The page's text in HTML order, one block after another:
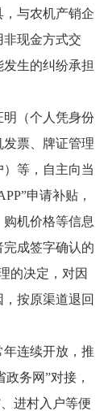
，与农机产销企
现金方式交
生的纠纷承担
明（个人凭身份
票、牌证管理
等，自主向当
申请补贴，
机价格等信息
成签字确认的
的决定，对因
按原渠道退回
连续开放，推
务网”对接，
进村入户等便